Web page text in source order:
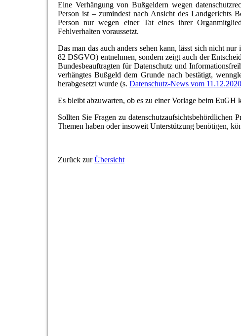
Eine Verhängung von Bußgeldern wegen
Person ist – zumindest nach Ansicht des Landgerichts
Person nur wegen einer Tat eines ihrer
Fehlverhalten voraussetzt.
Das man das auch anders sehen kann, lässt sich nicht
82 DSGVO) entnehmen, sondern zeigt auch der
Bundesbeauftragten für Datenschutz und
verhängtes Bußgeld dem Grunde nach bestätigt,
herabgesetzt wurde (s. Datenschutz-News vom 11.12.2020
Es bleibt abzuwarten, ob es zu einer Vorlage beim
Sollten Sie Fragen zu datenschutzaufsichtsbehördlichen
Themen haben oder insoweit Unterstützung benötigen,
Zurück zurÜbersicht